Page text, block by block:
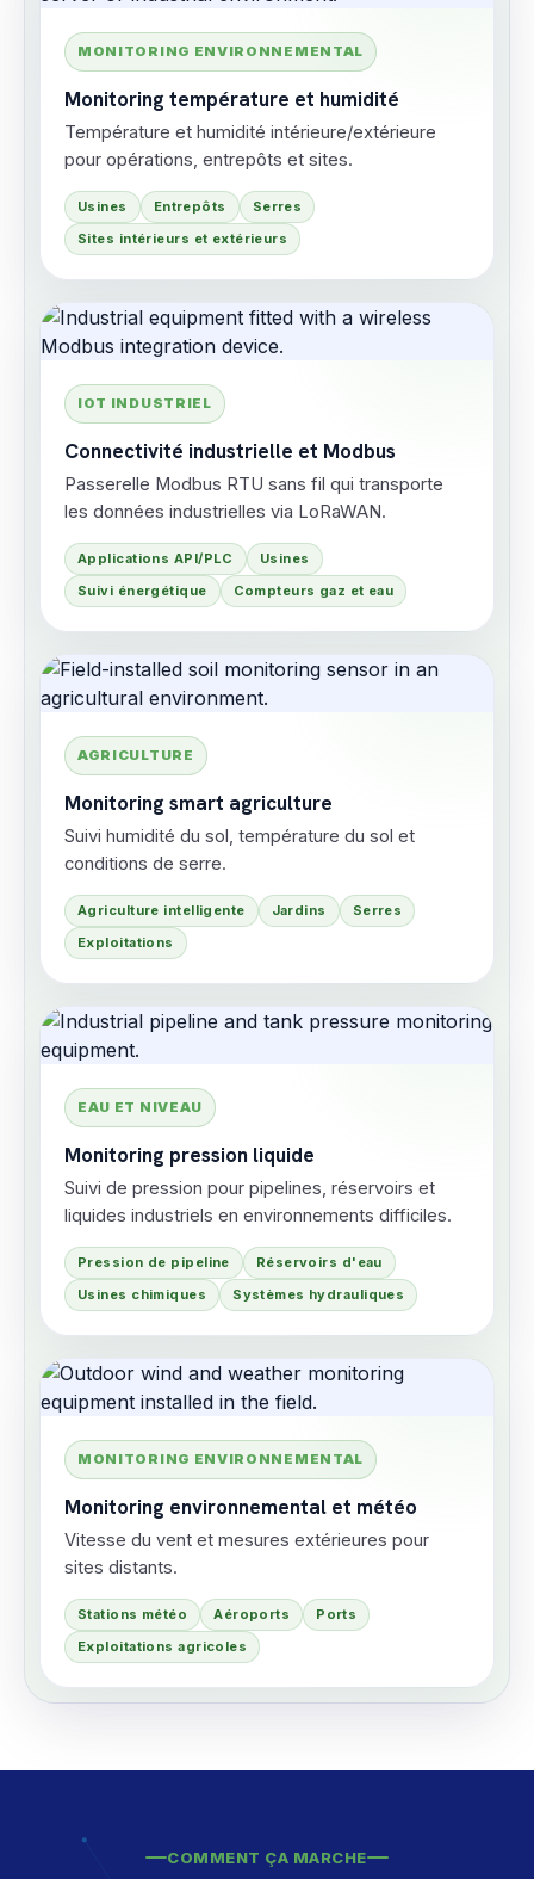
MONITORING ENVIRONNEMENTAL
Monitoring température et humidité
Température et humidité intérieure/extérieure
pour opérations, entrepôts et sites.
Usines Entrepôts
Serres
Sites intérieurs et extérieurs
IOT INDUSTRIEL
Connectivité industrielle et Modbus
Passerelle Modbus RTU sans fil qui transporte
les données industrielles via LoRaWAN.
Applications API/PLC
Usines
Suivi énergétique
Compteurs gaz et eau
AGRICULTURE
Monitoring smart agriculture
Suivi humidité du sol, température du sol et
conditions de serre.
Agriculture intelligente Jardins
Serres
Exploitations
EAU ET NIVEAU
Monitoring pression liquide
Suivi de pression pour pipelines, réservoirs et
liquides industriels en environnements difficiles.
Pression de pipeline
Réservoirs d'eau
Usines chimiques
Systèmes hydrauliques
MONITORING ENVIRONNEMENTAL
Monitoring environnemental et météo
Vitesse du vent et mesures extérieures pour
sites distants.
Stations météo Aéroports
Ports
Exploitations agricoles
COMMENT ÇA MARCHE